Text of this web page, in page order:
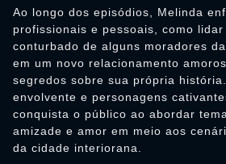
Ao longo dos episódios, Melinda
profissionais e pessoais, como
conturbado de alguns moradores
em um novo relacionamento
segredos sobre sua própria
envolvente e personagens
conquista o público ao abordar
amizade e amor em meio aos
da cidade interiorana.